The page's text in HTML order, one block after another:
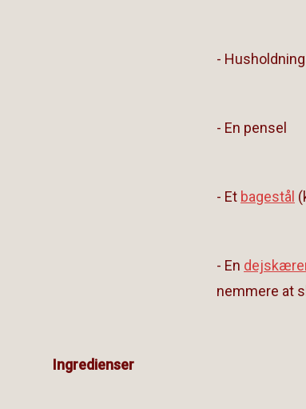
-
- En pensel
- Et bagestål
- En
nemmere at
Ingredienser